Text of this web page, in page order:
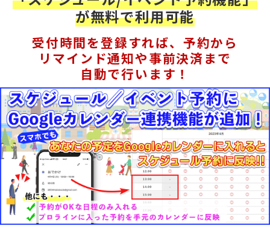
が無料で利用可能
受付時間を登録すれば、予約から
リマインド通知や事前決済まで
自動で行います！